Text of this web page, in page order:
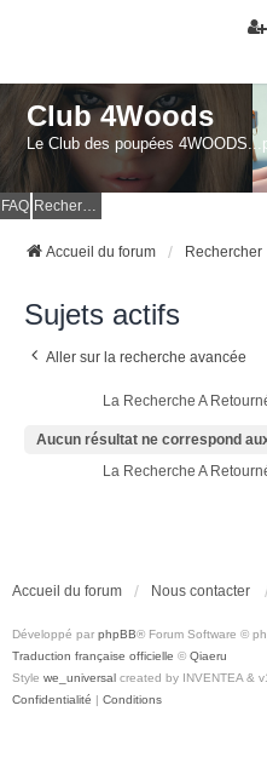
Club 4Woods
Le Club des poupées
FAQ
Accueil du forum Rechercher
Sujets actifs
Aller sur la recherche avancée
La Recherche A
Aucun résultat ne correspond
La Recherche A
Accueil du forum Nous contacter
Développé par phpBB® Forum Software ©
Traduction française officielle © Qiaeru
Style we_universal created by INVENTEA &
Confidentialité | Conditions